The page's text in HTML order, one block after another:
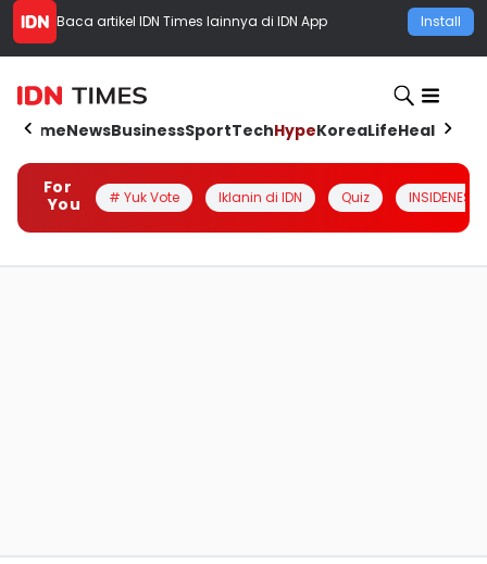
Baca artikel IDN Times lainnya di IDN App Install
HomeNewsBusinessSportTechHypeKoreaLifeHealth
For
You
# Yuk Vote Iklanin di IDN Quiz INSIDENESIA